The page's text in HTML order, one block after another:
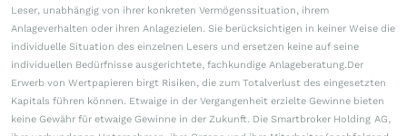
Leser, unabhängig von ihrer konkreten Vermögenssituation, ihrem
Anlageverhalten oder ihren Anlagezielen. Sie berücksichtigen in keiner Weise die
individuelle Situation des einzelnen Lesers und ersetzen keine auf seine
individuellen Bedürfnisse ausgerichtete, fachkundige Anlageberatung.Der
Erwerb von Wertpapieren birgt Risiken, die zum Totalverlust des eingesetzten
Kapitals führen können. Etwaige in der Vergangenheit erzielte Gewinne bieten
keine Gewähr für etwaige Gewinne in der Zukunft. Die Smartbroker Holding AG,